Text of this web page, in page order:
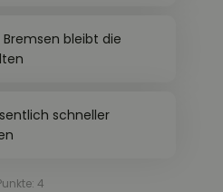
bleibt die
schneller
4